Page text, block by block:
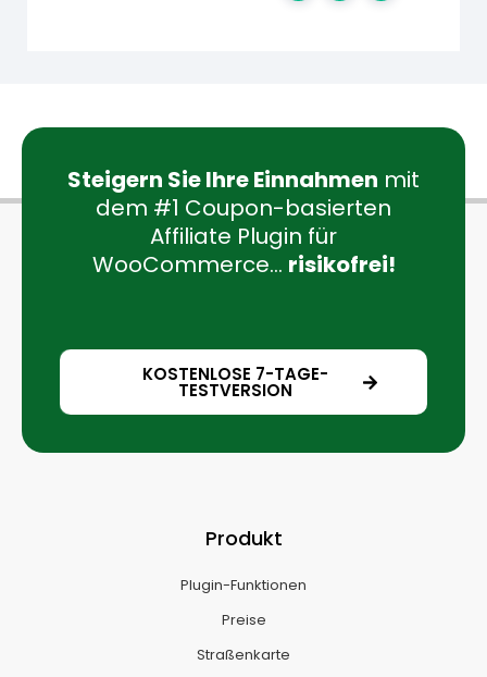
Steigern Sie Ihre Einnahmen mit
dem #1 Coupon-basierten
Affiliate Plugin für
WooCommerce... risikofrei!
KOSTENLOSE 7-TAGE-
TESTVERSION
Produkt
Plugin-Funktionen
Preise
Straßenkarte